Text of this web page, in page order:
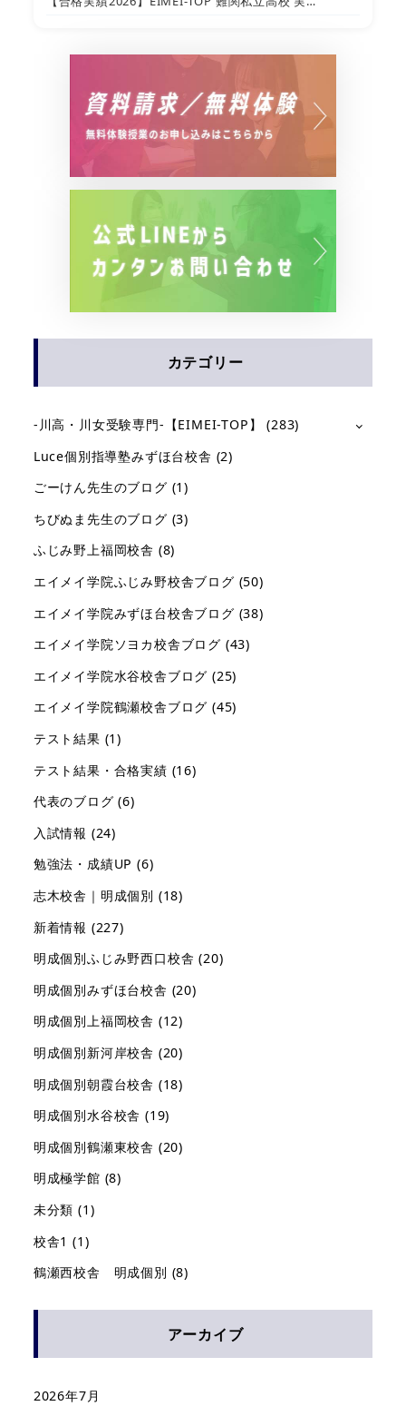
カテゴリー
-川高・川女受験専門-【EIMEI-TOP】
(283)
Luce個別指導塾みずほ台校舎 (2)
ごーけん先生のブログ (1)
ちびぬま先生のブログ (3)
ふじみ野上福岡校舎 (8)
エイメイ学院ふじみ野校舎ブログ (50)
エイメイ学院みずほ台校舎ブログ (38)
エイメイ学院ソヨカ校舎ブログ (43)
エイメイ学院水谷校舎ブログ (25)
エイメイ学院鶴瀬校舎ブログ (45)
テスト結果 (1)
テスト結果・合格実績 (16)
代表のブログ (6)
入試情報 (24)
勉強法・成績UP (6)
志木校舎｜明成個別 (18)
新着情報 (227)
明成個別ふじみ野西口校舎 (20)
明成個別みずほ台校舎 (20)
明成個別上福岡校舎 (12)
明成個別新河岸校舎 (20)
明成個別朝霞台校舎 (18)
明成個別水谷校舎 (19)
明成個別鶴瀬東校舎 (20)
明成極学館 (8)
未分類 (1)
校舎1 (1)
鶴瀬西校舎 明成個別 (8)
アーカイブ
2026年7月